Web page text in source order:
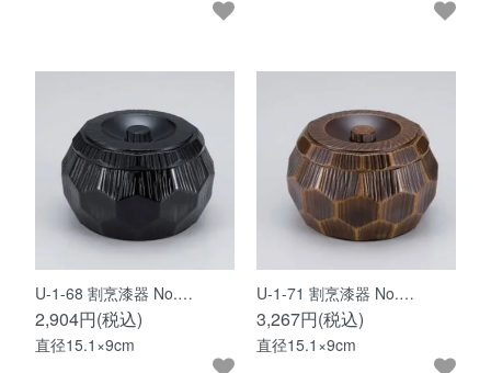
U-1-68 割烹漆器 No.…
2,904円(税込)
直径15.1×9cm
U-1-71 割烹漆器 No.…
3,267円(税込)
直径15.1×9cm